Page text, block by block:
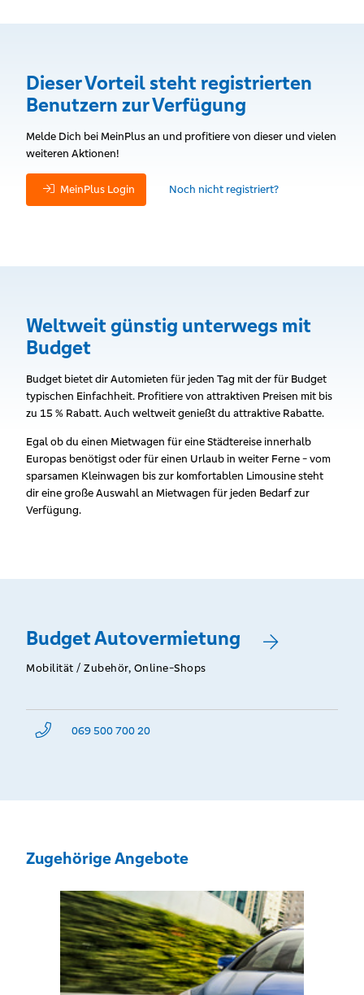
Dieser Vorteil steht registrierten
Benutzern zur Verfügung
Melde Dich bei MeinPlus an und profitiere von dieser und vielen
weiteren Aktionen!
MeinPlus Login Noch nicht registriert?
Weltweit günstig unterwegs mit
Budget
Budget bietet dir Automieten für jeden Tag mit der für Budget
typischen Einfachheit. Profitiere von attraktiven Preisen mit bis
zu 15 % Rabatt. Auch weltweit genießt du attraktive Rabatte.
Egal ob du einen Mietwagen für eine Städtereise innerhalb
Europas benötigst oder für einen Urlaub in weiter Ferne - vom
sparsamen Kleinwagen bis zur komfortablen Limousine steht
dir eine große Auswahl an Mietwagen für jeden Bedarf zur
Verfügung.
Budget Autovermietung
Mobilität / Zubehör, Online-Shops
069 500 700 20
Zugehörige Angebote